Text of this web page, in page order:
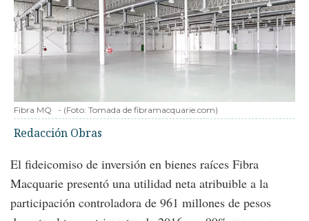
Fibra MQ - (Foto: Tomada de fibramacquarie.com)
Redacción Obras
El fideicomiso de inversión en bienes raíces Fibra
Macquarie presentó una utilidad neta atribuible a la
participación controladora de 961 millones de pesos